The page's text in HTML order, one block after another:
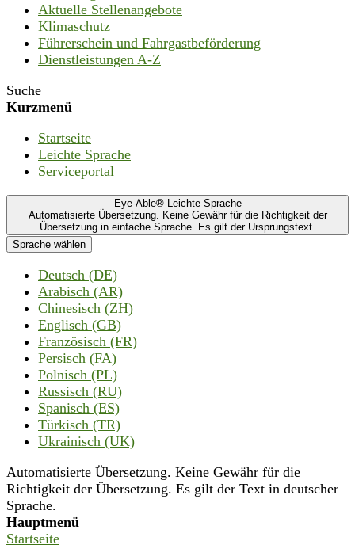
Aktuelle Stellenangebote
Klimaschutz
Führerschein und Fahrgastbeförderung
Dienstleistungen A-Z
Suche
Kurzmenü
Startseite
Leichte Sprache
Serviceportal
Eye-Able® Leichte Sprache
Automatisierte Übersetzung. Keine Gewähr für die Richtigkeit der
Übersetzung in einfache Sprache. Es gilt der Ursprungstext.
Sprache wählen
Deutsch (DE)
Arabisch (AR)
Chinesisch (ZH)
Englisch (GB)
Französisch (FR)
Persisch (FA)
Polnisch (PL)
Russisch (RU)
Spanisch (ES)
Türkisch (TR)
Ukrainisch (UK)
Automatisierte Übersetzung. Keine Gewähr für die
Richtigkeit der Übersetzung. Es gilt der Text in deutscher
Sprache.
Hauptmenü
Startseite